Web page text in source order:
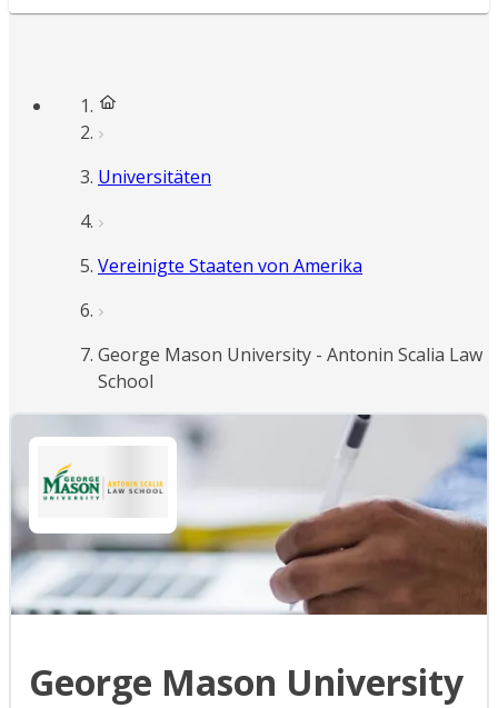
Universitäten
Vereinigte Staaten von Amerika
George Mason University - Antonin Scalia Law
School
George Mason University